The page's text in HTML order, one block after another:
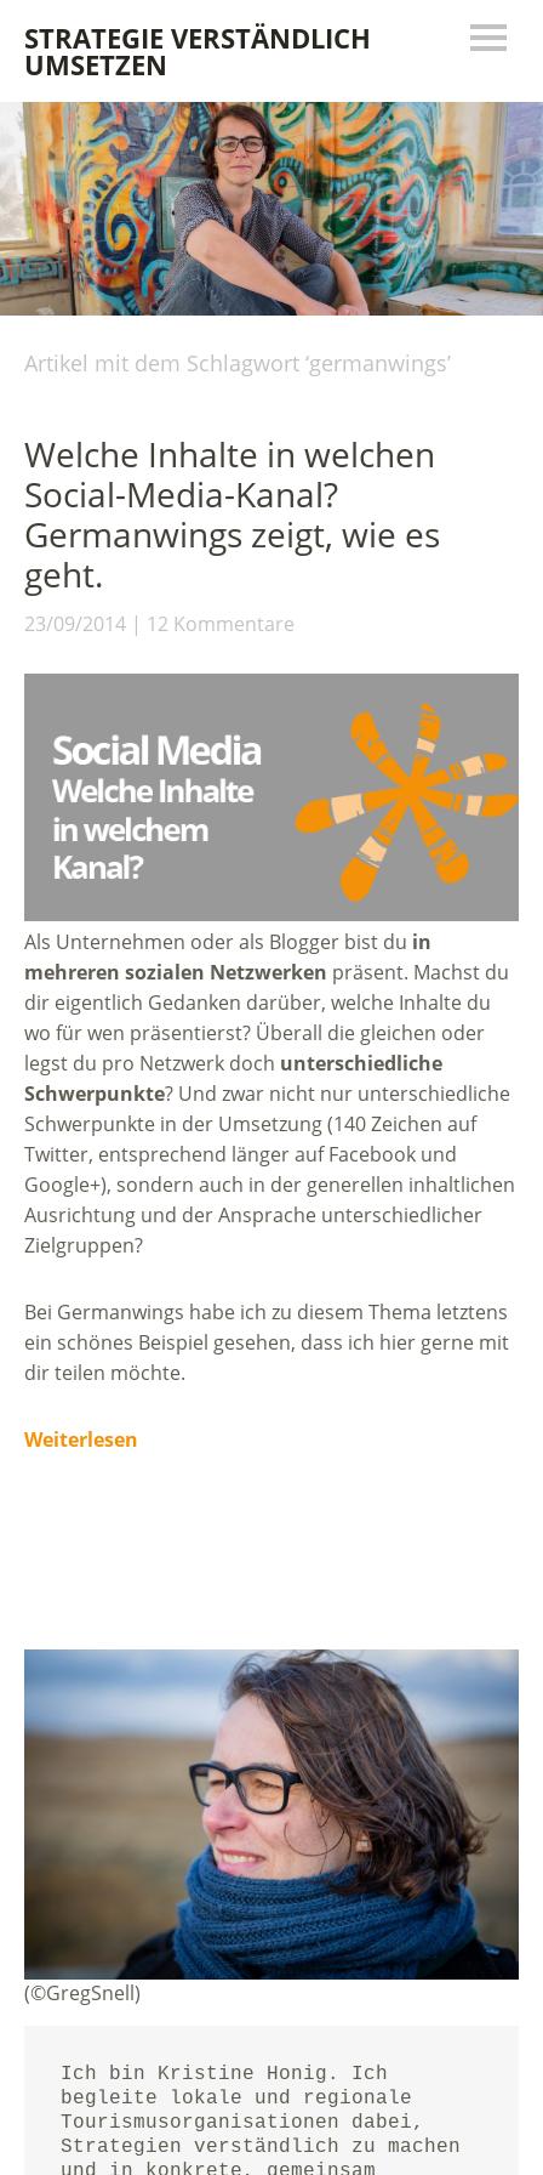
STRATEGIE VERSTÄNDLICH
UMSETZEN
Artikel mit dem Schlagwort ‘germanwings’
Welche Inhalte in welchen
Social-Media-Kanal?
Germanwings zeigt, wie es
geht.
23/09/2014 12 Kommentare
Als Unternehmen oder als Blogger bist du in
mehreren sozialen Netzwerken präsent. Machst du
dir eigentlich Gedanken darüber, welche Inhalte du
wo für wen präsentierst? Überall die gleichen oder
legst du pro Netzwerk doch unterschiedliche
Schwerpunkte? Und zwar nicht nur unterschiedliche
Schwerpunkte in der Umsetzung (140 Zeichen auf
Twitter, entsprechend länger auf Facebook und
Google+), sondern auch in der generellen inhaltlichen
Ausrichtung und der Ansprache unterschiedlicher
Zielgruppen?
Bei Germanwings habe ich zu diesem Thema letztens
ein schönes Beispiel gesehen, dass ich hier gerne mit
dir teilen möchte.
Weiterlesen
(©GregSnell)
Ich bin Kristine Honig. Ich
begleite lokale und regionale
Tourismusorganisationen dabei,
Strategien verständlich zu machen